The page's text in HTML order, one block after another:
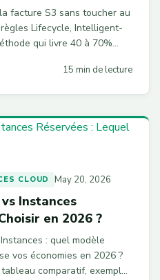
facture S3 sans toucher au
Lifecycle, Intelligent-
qui livre 40 à 70%
15 min de lecture
CLOUD May 20, 2026
Instances
en 2026 ?
: quel modèle
vos économies en 2026 ?
comparatif, exemples